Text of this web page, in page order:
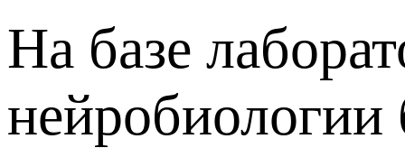
На базе
нейробиологии